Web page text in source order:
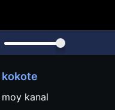
kokote
moy kanal